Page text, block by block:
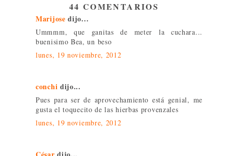
44 COMENTARIOS
Marijose dijo...
Ummmm, que ganitas de meter la cuchara...
buenisimo Bea, un beso
lunes, 19 noviembre, 2012
conchi dijo...
Pues para ser de aprovechamiento está genial, me
gusta el toquecito de las hierbas provenzales
lunes, 19 noviembre, 2012